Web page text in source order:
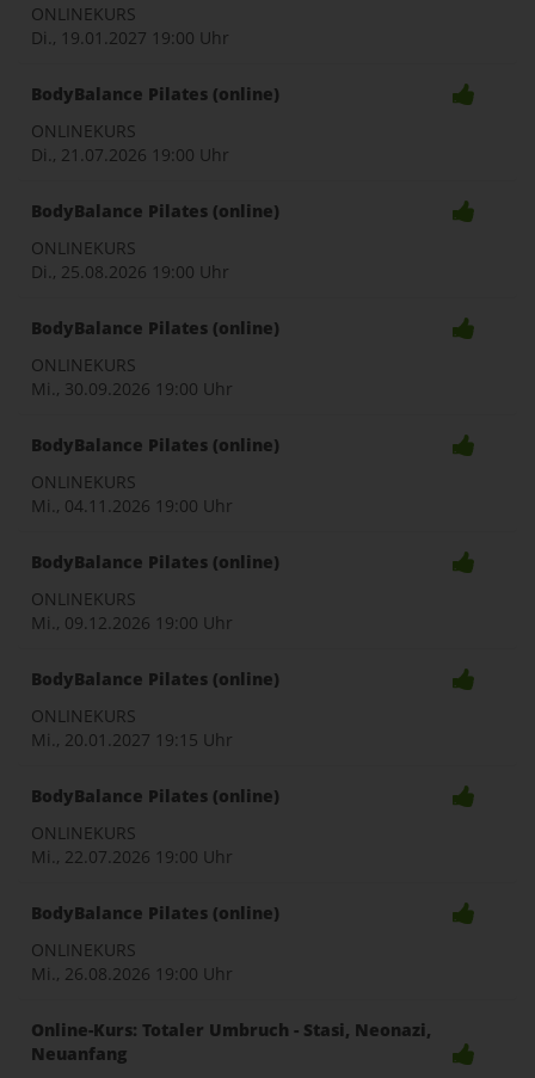
ONLINEKURS
Di., 19.01.2027 19:00 Uhr
BodyBalance Pilates (online)
ONLINEKURS
Di., 21.07.2026 19:00 Uhr
BodyBalance Pilates (online)
ONLINEKURS
Di., 25.08.2026 19:00 Uhr
BodyBalance Pilates (online)
ONLINEKURS
Mi., 30.09.2026 19:00 Uhr
BodyBalance Pilates (online)
ONLINEKURS
Mi., 04.11.2026 19:00 Uhr
BodyBalance Pilates (online)
ONLINEKURS
Mi., 09.12.2026 19:00 Uhr
BodyBalance Pilates (online)
ONLINEKURS
Mi., 20.01.2027 19:15 Uhr
BodyBalance Pilates (online)
ONLINEKURS
Mi., 22.07.2026 19:00 Uhr
BodyBalance Pilates (online)
ONLINEKURS
Mi., 26.08.2026 19:00 Uhr
Online-Kurs: Totaler Umbruch - Stasi, Neonazi,
Neuanfang